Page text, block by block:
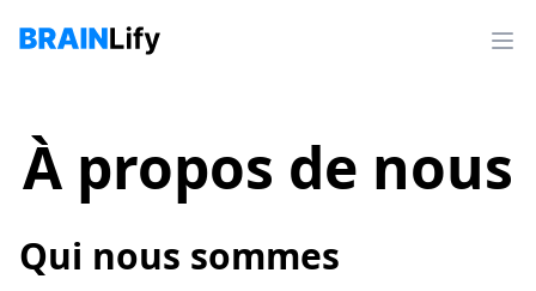
À propos de nous
Qui nous sommes